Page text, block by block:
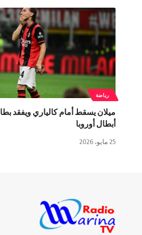
رياضة
ميلان يسقط أمام كالياري ويفقد
أبطال أوروبا
25 مايو، 2026